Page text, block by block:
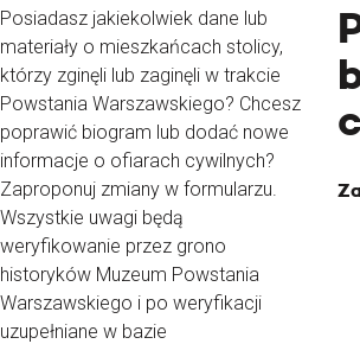
Posiadasz jakiekolwiek dane lub
materiały o mieszkańcach stolicy,
którzy zginęli lub zaginęli w trakcie
Powstania Warszawskiego? Chcesz
poprawić biogram lub dodać nowe
informacje o ofiarach cywilnych?
Zaproponuj zmiany w formularzu.
Wszystkie uwagi będą
weryfikowanie przez grono
historyków Muzeum Powstania
Warszawskiego i po weryfikacji
uzupełniane w bazie